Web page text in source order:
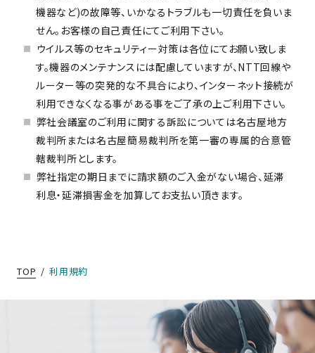
機器など)の故障等、いかなるトラブルも一切責任を負いま
せん。お客様の自己責任にてご利用下さい。
ウイルス等のセキュリティー対策は各位にてお願い致しま
す。機器のメンテナンスには配慮していますが、NTT回線や
ルーター等の突発的な不具合により、インターネット接続が
利用できなくなる事がある事をご了承の上ご利用下さい。
弊社会議室のご利用に関する訴訟については名古屋地方
裁判所または名古屋簡易裁判所を第一審の専属的合意管
轄裁判所とします。
弊社指定の期日までに請求額のご入金がない場合、延滞
利息・延滞損害金を加算してお支払い頂きます。
TOP 利用規約